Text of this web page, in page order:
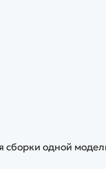
сборки одной